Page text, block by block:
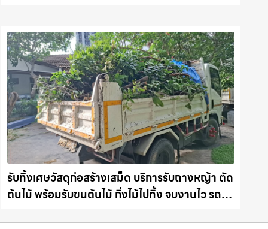
รับทิ้งเศษวัสดุก่อสร้างเสม็ด บริการรับถางหญ้า ตัด
ต้นไม้ พร้อมรับขนต้นไม้ กิ่งไม้ไปทิ้ง จบงานไว รถ